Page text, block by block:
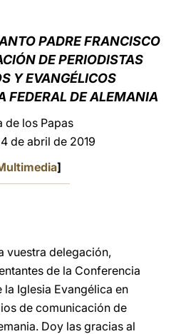
中文
LATINE
PADRE FRANCISCO
DE PERIODISTAS
Y EVANGÉLICOS
FEDERAL DE ALEMANIA
de los Papas
de abril de 2019
]
vuestra delegación,
de la Conferencia
Iglesia Evangélica en
de comunicación de
Doy las gracias al